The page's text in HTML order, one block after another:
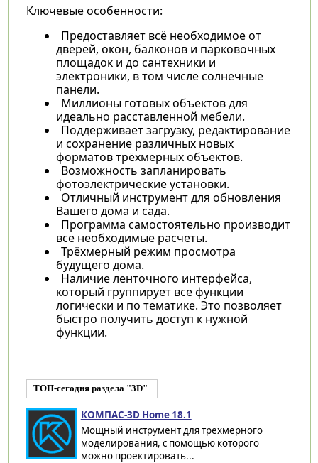
Ключевые особенности:
Предоставляет всё необходимое от
дверей, окон, балконов и парковочных
площадок и до сантехники и
электроники, в том числе солнечные
панели.
Миллионы готовых объектов для
идеально расставленной мебели.
Поддерживает загрузку, редактирование
и сохранение различных новых
форматов трёхмерных объектов.
Возможность запланировать
фотоэлектрические установки.
Отличный инструмент для обновления
Вашего дома и сада.
Программа самостоятельно производит
все необходимые расчеты.
Трёхмерный режим просмотра
будущего дома.
Наличие ленточного интерфейса,
который группирует все функции
логически и по тематике. Это позволяет
быстро получить доступ к нужной
функции.
ТОП-сегодня раздела "3D"
КОМПАС-3D Home 18.1
Мощный инструмент для трехмерного
моделирования, с помощью которого
можно проектировать...